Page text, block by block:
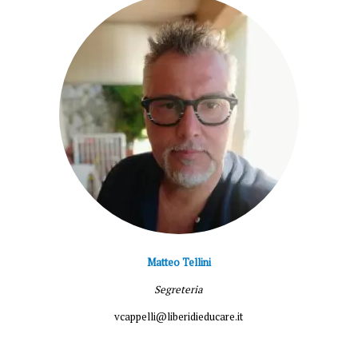
Matteo Tellini
Segreteria
vcappelli@liberidieducare.it